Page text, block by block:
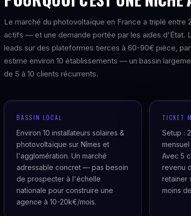
Le marché du photovoltaïque en France a triplé entre
actifs — et une demande portée par les aides d'État.
leads sur des plateformes tierces à 60-90€ pièce,
estime environ 10 établissements — un bassin
de 5 à 10 clients récurrents.
BASSIN LOCAL
Environ 10 installateurs solaires &
photovoltaïque sur Nîmes et
l'agglomération. Un marché
adressable concret — pas besoin
de prospecter à l'échelle
nationale pour construire une
agence à 10-20k€/mois.
TICKET
Setup :
Avec 5
revenu
retainer
moins